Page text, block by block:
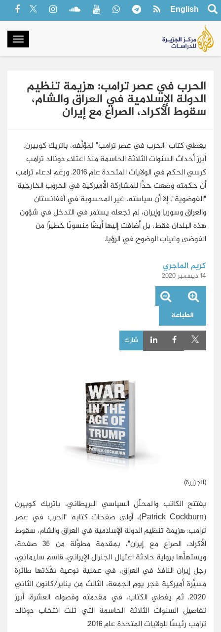
English
الحرب في عصر ترامب: هزيمة تنظيم
الدولة الإسلامية في العراق والشام،
سقوط الأكراد، الصراع مع إيران
يغطي كتاب "الحرب في عصر ترامب" لمؤلِّفه، باتريك كوبيرن،
أبرز أحداث السنوات الثلاثة الحاسمة منذ اعتلاء دونالد ترامب
كرسي الحكم في الولايات المتحدة عام 2016. ورغم ادعاء ترامب
أن حكمته وضعت حدًّا للمشاركة الأميركية في الحروب الخارجية
"الفوضوية"، إلا أن سياسته، غير المحسوبة في أفغانستان
والعراق وسوريا وإيران، لم تجعله يستمر في التدخل في شؤون
هذه البلدان فقط، بل أضافت إليها أيضًا منسوبًا خطيرًا من
الفوضى وغياب الوضوح في الرؤيا.
كريم الماجري
14 ديسمبر 2020
الطباعة
شارك
(الجزيرة)
يفتتح الكاتب والمحلِّل السياسي البريطاني، باتريك كوبيرن
(
Patrick Cockburn)، أولى صفحات كتابه "الحرب في عصر
ترامب: هزيمة تنظيم الدولة الإسلامية في العراق والشام، سقوط
الأكراد، الصراع مع إيران"، بمقدمة مطوَّلة من 35 صفحة،
ويستهلُّها برواية حادثة اغتيال الجنرال الإيراني، قاسم سليماني،
رجل إيران النافذ في العراق، في عملية نوعية نفَّذتها طائرة
مسيَّرة أميركية فجر يوم الجمعة، الثالث من يناير/كانون الثاني
2020. ثم يغطي الكتاب، في مقدمته وفصوله العشرة، أبرز
تفاصيل السنوات الثلاثة الحاسمة التي تلت انتخاب دونالد
ترامب رئيسًا للولايات المتحدة عام 2016.